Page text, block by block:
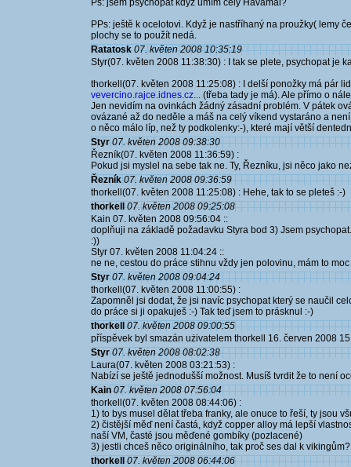
Ps: jsem psychopat když umím celý Hávamál?
PPs: ještě k ocelotovi. Když je nastříhaný na proužky( lemy
plochy se to použít nedá.
Ratatosk 07. květen 2008 10:35:19
Styr(07. květen 2008 11:38:30) : I tak se plete, psychopat je
thorkell(07. květen 2008 11:25:08) : I delší ponožky má pár
vevercino.rajce.idnes.cz... (třeba tady je má). Ale přímo o
Jen nevidím na ovinkách žádný zásadní problém. V pátek
ovázané až do neděle a máš na celý víkend vystaráno a
o něco málo líp, než ty podkolenky:-), které mají větší
Styr 07. květen 2008 09:38:30
Řezník(07. květen 2008 11:36:59) :
Pokud jsi myslel na sebe tak ne. Ty, Řezníku, jsi něco jako
Řezník 07. květen 2008 09:36:59
thorkell(07. květen 2008 11:25:08) : Hehe, tak to se pleteš :-)
thorkell 07. květen 2008 09:25:08
Kain 07. květen 2008 09:56:04 ::
doplňuji na základě požadavku Styra bod 3) Jsem
:))
Styr 07. květen 2008 11:04:24 ::
ne ne, cestou do práce stihnu vždy jen polovinu, mám to
Styr 07. květen 2008 09:04:24
thorkell(07. květen 2008 11:00:55) :
Zapomněl jsi dodat, že jsi navíc psychopat který se naučil
do práce si ji opakuješ :-) Tak teď jsem to prásknul :-)
thorkell 07. květen 2008 09:00:55
příspěvek byl smazán użivatelem thorkell 16. červen 2008
Styr 07. květen 2008 08:02:38
Laura(07. květen 2008 03:21:53) :
Nabízí se ještě jednodušší možnost. Musíš tvrdit že to není
Kain 07. květen 2008 07:56:04
thorkell(07. květen 2008 08:44:06) :
1) to bys musel dělat třeba franky, ale onuce to řeší, ty jsou
2) čistější měď není častá, když copper alloy má lepší
naší VM, časté jsou měďené gombíky (pozlacené)
3) jestli chceš něco originálního, tak proč ses dal k
thorkell 07. květen 2008 06:44:06